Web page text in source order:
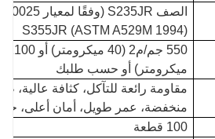
S355JR (ASTM A529M 1994)
ميكرومتر) أو حسب طلبك
مقاومة رائعة للتآكل، كثافة عالية،
منخفضة، عمر طويل، أمان أعلى،
100 قطعة